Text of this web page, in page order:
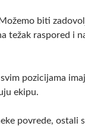
biti
težak raspored i
pozicijama
ekipu.
povrede, ostali